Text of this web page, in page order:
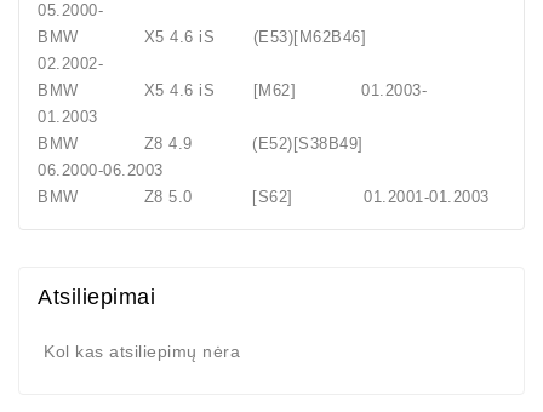
05.2000-
BMW X5 4.6 iS (E53)[M62B46]
02.2002-
BMW X5 4.6 iS [M62] 01.2003-
01.2003
BMW Z8 4.9 (E52)[S38B49]
06.2000-06.2003
BMW Z8 5.0 [S62] 01.2001-01.2003
Atsiliepimai
Kol kas atsiliepimų nėra